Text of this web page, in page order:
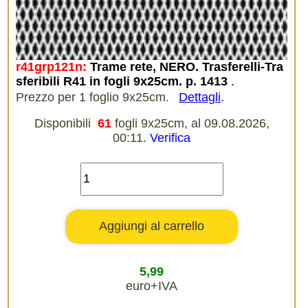
r41grp121n: Trame rete, NERO. Trasferelli-Tra
sferibili R41 in fogli 9x25cm. p. 1413 .
Prezzo per 1 foglio 9x25cm.
Dettagli.
Disponibili 61 fogli 9x25cm, al 09.08.2026,
00:11. Verifica
5,99
euro+IVA